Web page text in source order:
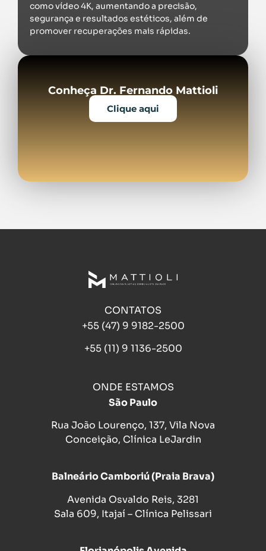
como vídeo 4K, aumentando a precisão,
segurança e resultados estéticos, além de
promover recuperações mais rápidas.
Conheça Dr. Fernando Mattioli
Clique aqui
CONTATOS
+55 (47) 9 9182-2500
+55 (11) 9 1136-2500
ONDE ESTAMOS
São Paulo
Rua João Lourenço, 137, Vila Nova
Conceição, Clínica LeJardin
Balneário Camboriú (Praia Brava)
Avenida Osvaldo Reis, 3281
Sala 609, Itajaí – Clínica Pelissari